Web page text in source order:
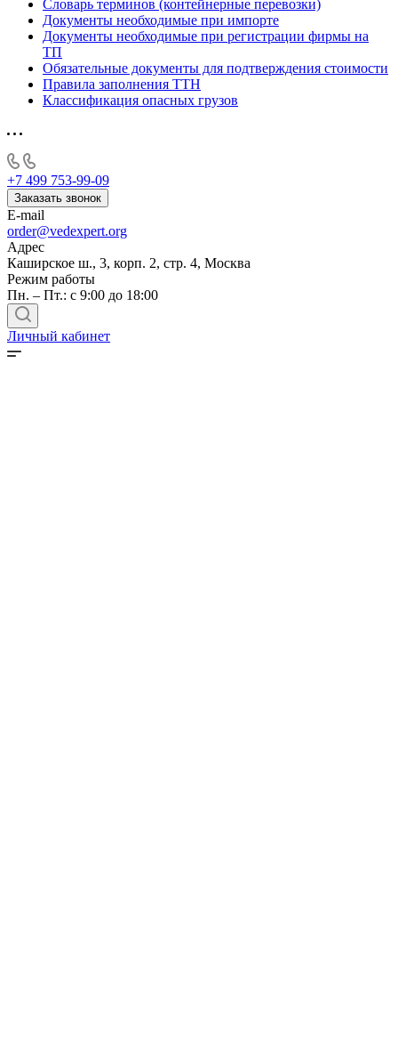
Словарь терминов (контейнерные перевозки)
Документы необходимые при импорте
Документы необходимые при регистрации фирмы на
ТП
Обязательные документы для подтверждения стоимости
Правила заполнения ТТН
Классификация опасных грузов
+7 499 753-99-09
Заказать звонок
E-mail
order@vedexpert.org
Адрес
Каширское ш., 3, корп. 2, стр. 4, Москва
Режим работы
Пн. – Пт.: с 9:00 до 18:00
Личный кабинет